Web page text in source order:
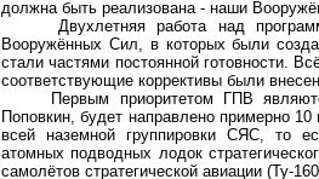
должна быть реализована - наши
Двухлетняя работа над
Вооружённых Сил, в которых были
стали частями постоянной готовности.
соответствующие коррективы были
Первым приоритетом ГПВ являются
Поповкин, будет направлено примерно
всей наземной группировки СЯС, то
атомных подводных лодок
самолётов стратегической авиации (Ту-